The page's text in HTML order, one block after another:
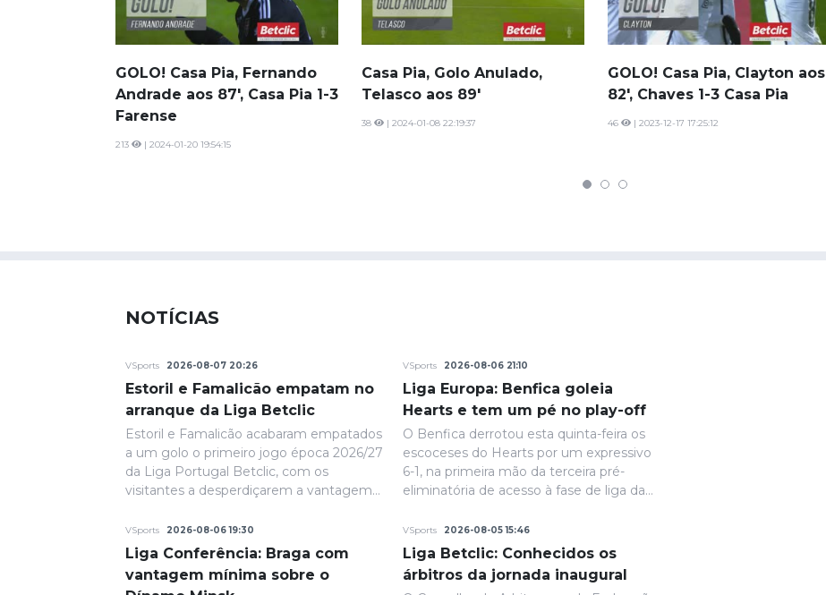
GOLO! Casa Pia, Fernando
Andrade aos 87', Casa Pia 1-3
Farense
213 | 2024-01-20 19:54:15
Casa Pia, Golo Anulado,
Telasco aos 89'
38 | 2024-01-08 22:19:37
GOLO! Casa Pia, Clayton aos
82', Chaves 1-3 Casa Pia
46 | 2023-12-17 17:25:12
NOTÍCIAS
VSports 2026-08-07 20:26
Estoril e Famalicão empatam no
arranque da Liga Betclic
Estoril e Famalicão acabaram empatados
a um golo o primeiro jogo época 2026/27
da Liga Portugal Betclic, com os
visitantes a desperdiçarem a vantagem
VSports 2026-08-06 21:10
Liga Europa: Benfica goleia
Hearts e tem um pé no play-off
O Benfica derrotou esta quinta-feira os
escoceses do Hearts por um expressivo
6-1, na primeira mão da terceira pré-
eliminatória de acesso à fase de liga da
VSports 2026-08-06 19:30
Liga Conferência: Braga com
vantagem mínima sobre o
VSports 2026-08-05 15:46
Liga Betclic: Conhecidos os
árbitros da jornada inaugural